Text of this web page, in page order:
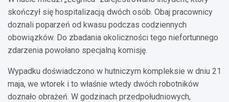
skończył się hospitalizacją dwóch osób. Obaj pracownicy
doznali poparzeń od kwasu podczas codziennych
obowiązków. Do zbadania okoliczności tego niefortunnego
zdarzenia powołano specjalną komisję.
Wypadku doświadczono w hutniczym kompleksie w dniu 21
maja, we wtorek i to właśnie wtedy dwóch robotników
doznało obrażeń. W godzinach przedpołudniowych,